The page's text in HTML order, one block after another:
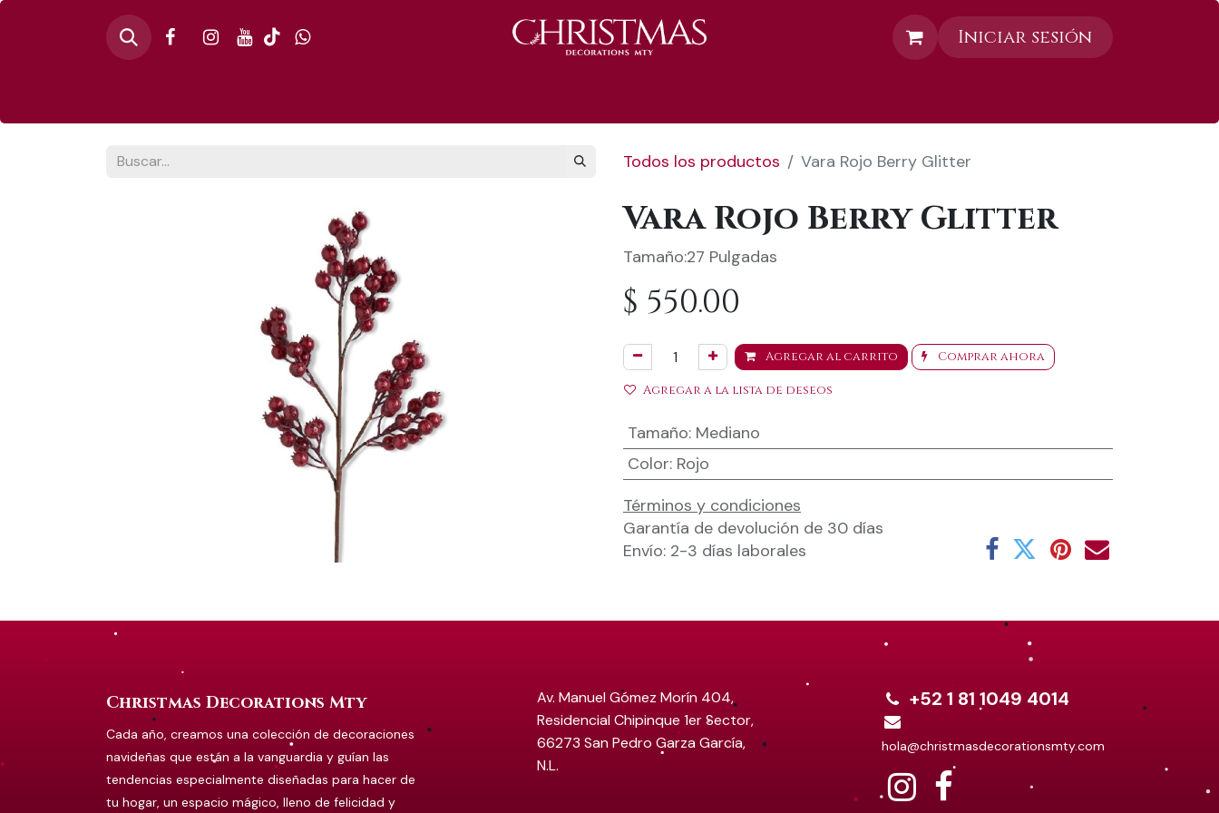
Iniciar sesión
Todos los productos Vara Rojo Berry Glitter
Vara Rojo Berry Glitter
Tamaño:27 Pulgadas
$ 550.00
Agregar al carrito Comprar ahora
Agregar a la lista de deseos
Tamaño: Mediano
Color: Rojo
Términos y condiciones
Garantía de devolución de 30 días
Envío: 2-3 días laborales
Christmas Decorations Mty
Cada año, creamos una colección de decoraciones
navideñas que están a la vanguardia y guían las
tendencias especialmente diseñadas para hacer de
tu hogar, un espacio mágico, lleno de felicidad y
Av. Manuel Gómez Morín 404,
Residencial Chipinque 1er Sector,
66273 San Pedro Garza García,
N.L.
+52 1 81 1049 4014
hola@christmasdecorationsmty.com